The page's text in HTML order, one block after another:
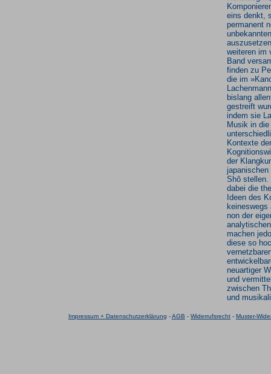
eins denkt,
permanent
weiteren im
Band
finden zu
die im
bislang
gestreift
indem sie
Musik in
Kontexte der
der
japanischen
Shô stellen.
dabei die
Ideen des
non der
machen
diese so
neuartiger
und
zwischen
und
Impressum + Datenschutzerklärung -AGB - Widerrufsrecht - Muster-